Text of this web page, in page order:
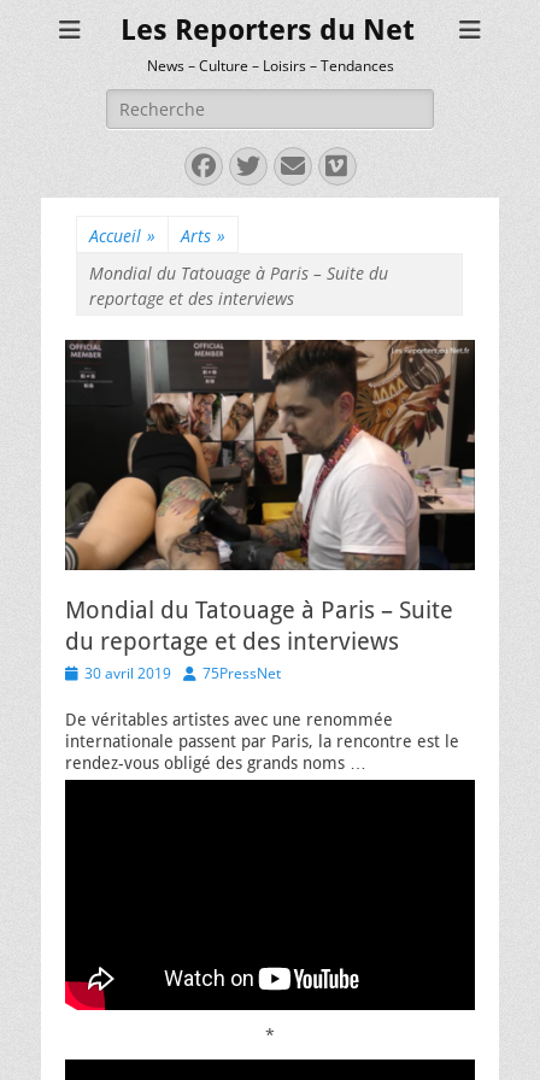
Les Reporters du Net
News – Culture – Loisirs – Tendances
Rechercher :
Facebook
Twitter
E-
mail
Vimeo
Accueil » Arts »
Mondial du Tatouage à Paris – Suite du
reportage et des interviews
Mondial du Tatouage à Paris – Suite
du reportage et des interviews
Posted
30 avril 2019 Author
75PressNet
De véritables artistes avec une renommée
internationale passent par Paris, la rencontre est le
rendez-vous obligé des grands noms …
*